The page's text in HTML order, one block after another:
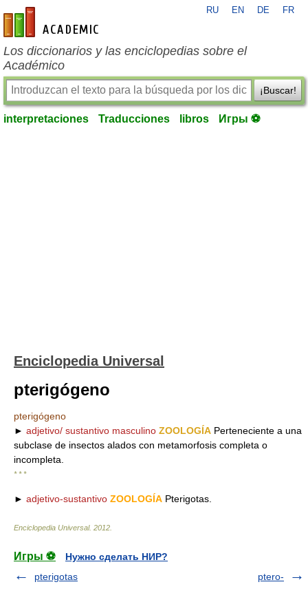
es-academic.com
RU EN DE FR
Los diccionarios y las enciclopedias sobre el
Académico
¡Buscar!
interpretaciones Traducciones libros Игры ⚽
Enciclopedia Universal
pterigógeno
pterigógeno
► adjetivo/ sustantivo masculino ZOOLOGÍA Perteneciente a una
subclase de insectos alados con metamorfosis completa o
incompleta.
* * *
► adjetivo-sustantivo ZOOLOGÍA Pterigotas.
Enciclopedia Universal. 2012
Игры ⚽
Нужно сделать НИР?
pterigotas
ptero-